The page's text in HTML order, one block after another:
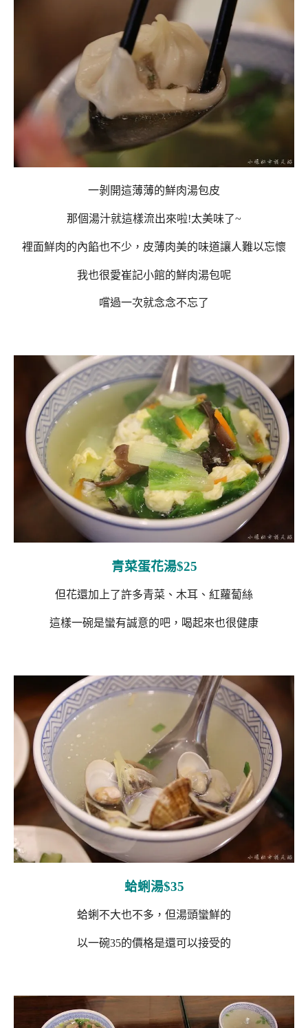
一剝開這薄薄的鮮肉湯包皮
那個湯汁就這樣流出來啦!太美味了~
裡面鮮肉的內餡也不少，皮薄肉美的味道讓人難以忘懷
我也很愛崔記小館的鮮肉湯包呢
嚐過一次就念念不忘了
青菜蛋花湯$25
但花還加上了許多青菜、木耳、紅蘿蔔絲
這樣一碗是蠻有誠意的吧，喝起來也很健康
蛤蜊湯$35
蛤蜊不大也不多，但湯頭蠻鮮的
以一碗35的價格是還可以接受的